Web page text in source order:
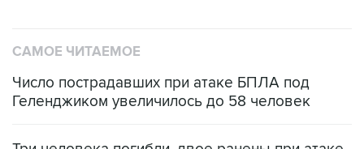
САМОЕ ЧИТАЕМОЕ
Число пострадавших при атаке БПЛА под
Геленджиком увеличилось до 58 человек